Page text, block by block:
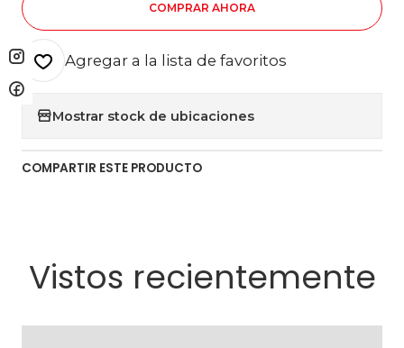
COMPRAR AHORA
Agregar a la lista de favoritos
Mostrar stock de ubicaciones
COMPARTIR ESTE PRODUCTO
Vistos recientemente